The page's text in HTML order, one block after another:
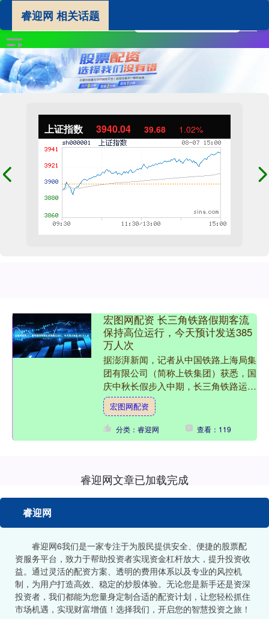
上证指数 3940.04 39.68 1.02%
睿迎网 相关话题
宏图网配资 长三角铁路假期客流
保持高位运行，今天预计发送385
万人次
据澎湃新闻，记者从中国铁路上海局集
团有限公司（简称上铁集团）获悉，国
庆中秋长假步入中期，长三角铁路运输
依旧繁忙,并保持高位运行。10月4日，
长三角铁路预计发送旅....
宏图网配资
分类：睿迎网 查看：119
睿迎网文章已加载完成
睿迎网
睿迎网6我们是一家专注于为股民提供安全、便捷的股票配
资服务平台，致力于帮助投资者实现资金杠杆放大，提升投资收
益。通过灵活的配资方案、透明的费用体系以及专业的风控机
制，为用户打造高效、稳定的炒股体验。无论您是新手还是资深
投资者，我们都能为您量身定制合适的配资计划，让您轻松抓住
市场机遇，实现财富增值！选择我们，开启您的智慧投资之旅！